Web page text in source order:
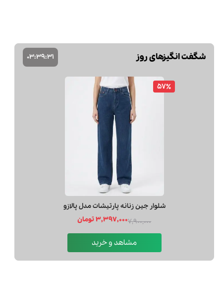
شگفت انگیزهای روز 03:39:30
57٪
شلوار جين زنانه پارتيشات مدل پالازو
7,900,0003,397,000 تومان
مشاهد و خرید